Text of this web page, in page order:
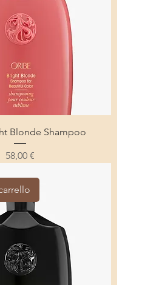
Blonde Shampoo
Prezzo
58,00 €